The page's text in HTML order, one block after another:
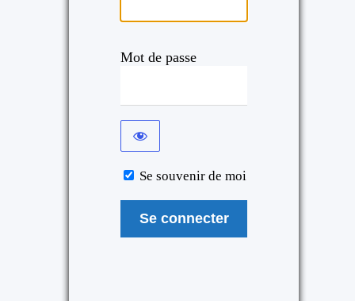
Mot de passe
Se souvenir de moi